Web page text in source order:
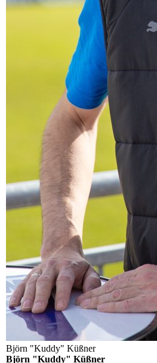
Björn "Kuddy" Küßner
Björn "Kuddy" Küßner